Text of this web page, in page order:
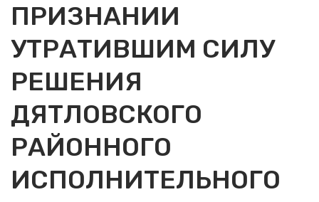
ПРИЗНАНИИ
УТРАТИВШИМ СИЛУ
РЕШЕНИЯ
ДЯТЛОВСКОГО
РАЙОННОГО
ИСПОЛНИТЕЛЬНОГО